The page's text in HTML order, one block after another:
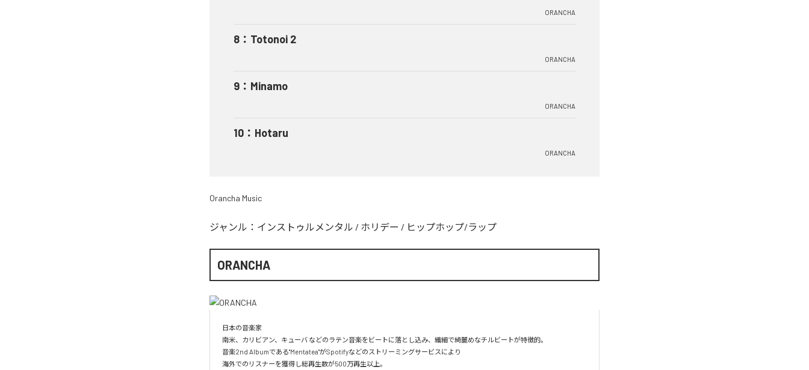
ORANCHA
8 ： Totonoi 2
ORANCHA
9 ： Minamo
ORANCHA
10 ： Hotaru
ORANCHA
Orancha Music
ジャンル： インストゥルメンタル / ホリデー / ヒップホップ/ラップ
ORANCHA
日本の音楽家
南米、カリビアン、キューバ などのラテン音楽をビートに落とし込み、繊細で綺麗めなチルビートが特徴的。
音楽2nd Albumである"Mentatea"がSpotifyなどのストリーミングサービスにより
海外でのリスナーを獲得し総再生数が500万再生以上。